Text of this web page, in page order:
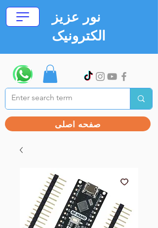
نور عزیز
الکترونیک
صفحه اصلی